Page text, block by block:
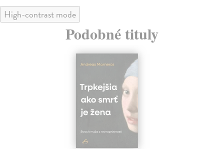
High-contrast mode
Podobné tituly